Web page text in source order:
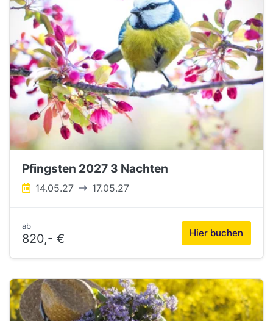
Pfingsten 2027 3 Nachten
14.05.27 17.05.27
ab
820,- € Hier buchen